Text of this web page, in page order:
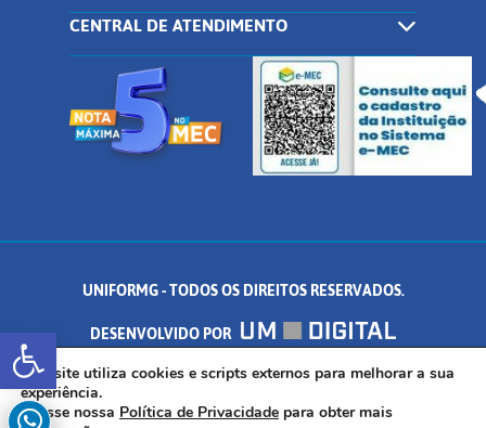
Abrir a barra de ferramentas
CENTRAL DE ATENDIMENTO
UNIFORMG - TODOS OS DIREITOS RESERVADOS.
DESENVOLVIDO POR
AV. DR. ARNALDO DE SENNA, 328 - PALMEIRAS, FORMIGA/MG - CEP:
35.574.530
Este site utiliza cookies e scripts externos para melhorar a sua
experiência.
Acesse nossa Política de Privacidade para obter mais